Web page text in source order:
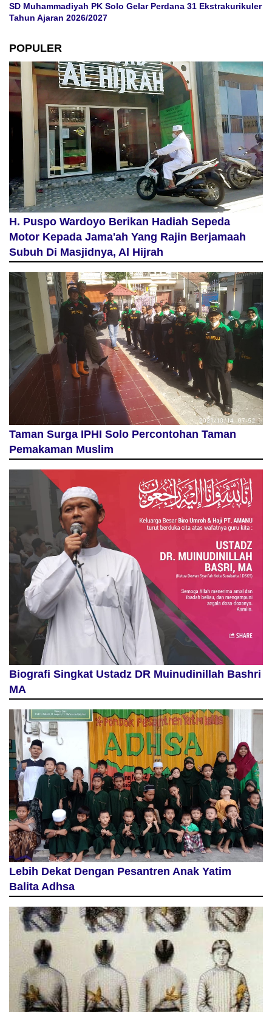
SD Muhammadiyah PK Solo Gelar Perdana 31 Ekstrakurikuler
Tahun Ajaran 2026/2027
POPULER
H. Puspo Wardoyo Berikan Hadiah Sepeda
Motor Kepada Jama'ah Yang Rajin Berjamaah
Subuh Di Masjidnya, Al Hijrah
Taman Surga IPHI Solo Percontohan Taman
Pemakaman Muslim
Biografi Singkat Ustadz DR Muinudinillah Bashri
MA
Lebih Dekat Dengan Pesantren Anak Yatim
Balita Adhsa